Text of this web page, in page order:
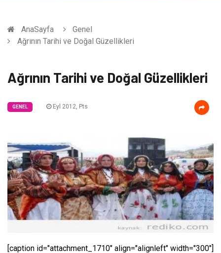
AnaSayfa
Genel
Ağrının Tarihi ve Doğal Güzellikleri
Ağrının Tarihi ve Doğal Güzellikleri
GENEL Eyl 2012, Pts
[caption id="attachment_1710" align="alignleft" width="300"]